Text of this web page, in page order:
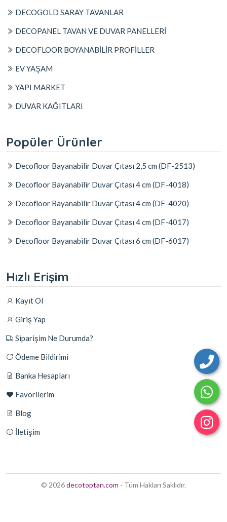
DECOGOLD SARAY TAVANLAR
DECOPANEL TAVAN VE DUVAR PANELLERİ
DECOFLOOR BOYANABİLİR PROFİLLER
EV YAŞAM
YAPI MARKET
DUVAR KAĞITLARI
Popüler Ürünler
Decofloor Bayanabilir Duvar Çıtası 2,5 cm (DF-2513)
Decofloor Bayanabilir Duvar Çıtası 4 cm (DF-4018)
Decofloor Bayanabilir Duvar Çıtası 4 cm (DF-4020)
Decofloor Bayanabilir Duvar Çıtası 4 cm (DF-4017)
Decofloor Bayanabilir Duvar Çıtası 6 cm (DF-6017)
Hızlı Erişim
Kayıt Ol
Giriş Yap
Siparişim Ne Durumda?
Ödeme Bildirimi
Banka Hesapları
Favorilerim
Blog
İletişim
© 2026decotoptan.com - Tüm Hakları Saklıdır.